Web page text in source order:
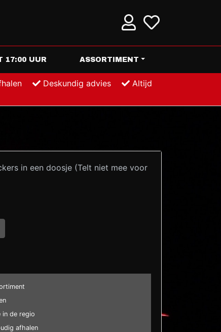
17:00 UUR ASSORTIMENT
Deskundig advies
Altijd
in een doosje (Telt niet mee voor
in de regio
afhalen